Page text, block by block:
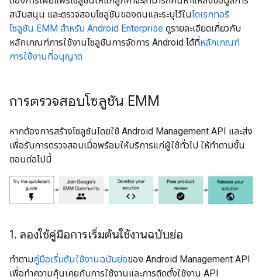
สนับสนุน และตรวจสอบโซลูชันของตนและระบุไว้ในไดเรกทอรี
โซลูชัน EMM สำหรับ Android Enterprise ดูรายละเอียดเกี่ยวกับ
หลักเกณฑ์การใช้งานโซลูชันการจัดการ Android ได้ที่หลักเกณฑ์
การใช้งานที่อนุญาต
การตรวจสอบโซลูชัน EMM
หากต้องการสร้างโซลูชันโดยใช้ Android Management API และส่ง
เพื่อรับการตรวจสอบเมื่อพร้อมให้บริการแก่ผู้ใช้ทั่วไป ให้ทำตามขั้น
ตอนต่อไปนี้
1. ลองใช้คู่มือการเริ่มต้นใช้งานฉบับย่อ
ทำตามคู่มือเริ่มต้นใช้งานฉบับย่อของ Android Management API
เพื่อทำความคุ้นเคยกับการใช้งานและการติดตั้งใช้งาน API